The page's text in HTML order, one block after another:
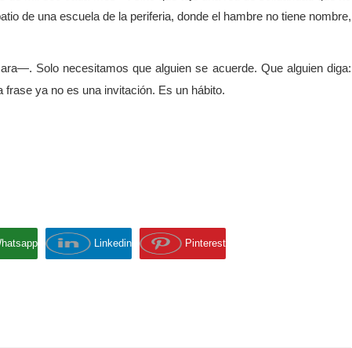
de una escuela de la periferia, donde el hambre no tiene nombre,
Solo necesitamos que alguien se acuerde. Que alguien diga:
frase ya no es una invitación. Es un hábito.
Linkedin Pinterest